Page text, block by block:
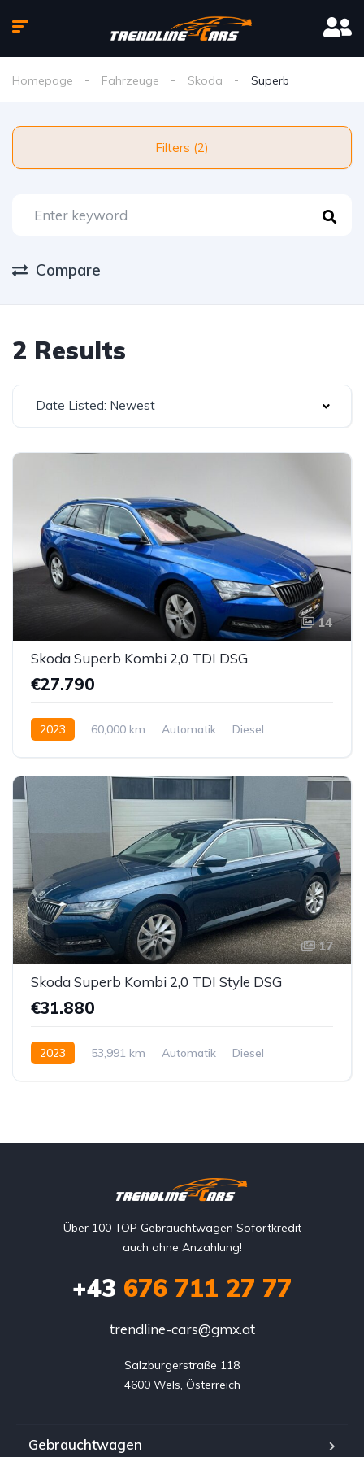
Homepage Fahrzeuge Skoda Superb
Filters (2)
Compare
2 Results
Date Listed: Newest
14
Skoda Superb Kombi 2,0 TDI DSG
€27.790
2023 60,000 km Automatik
Diesel
17
Skoda Superb Kombi 2,0 TDI Style DSG
€31.880
2023 53,991 km Automatik
Diesel
Über 100 TOP Gebrauchtwagen Sofortkredit
auch ohne Anzahlung!
+43 676 711 27 77
trendline-cars@gmx.at
Salzburgerstraße 118
4600 Wels, Österreich
Gebrauchtwagen